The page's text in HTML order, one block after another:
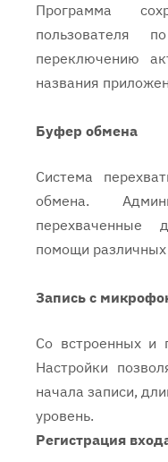
Программа
пользователя
переключению
названия
Буфер обмена
Система
обмена.
перехваченные
помощи различных
Запись с
Со встроенных и
Настройки
начала записи,
уровень.
Регистрация